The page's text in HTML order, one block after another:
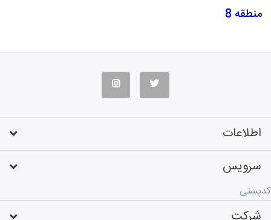
منطقه 8
اطلاعات
سرویس
کدپستی